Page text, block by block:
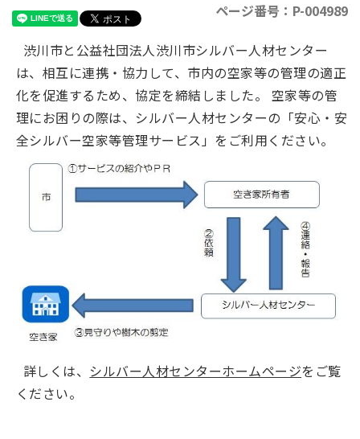
ページ番号：P-004989
渋川市と公益社団法人渋川市シルバー人材センター
は、相互に連携・協力して、市内の空家等の管理の適正
化を促進するため、協定を締結しました。 空家等の管
理にお困りの際は、シルバー人材センターの「安心・安
全シルバー空家等管理サービス」をご利用ください。
詳しくは、 シルバー人材センターホームページをご覧
ください。